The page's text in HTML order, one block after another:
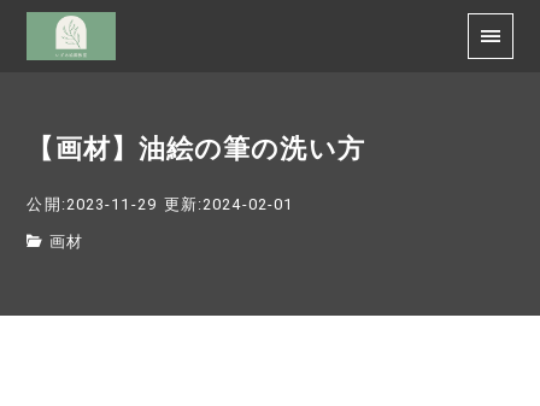
【画材】油絵の筆の洗い方
公開:2023-11-29 更新:2024-02-01
画材